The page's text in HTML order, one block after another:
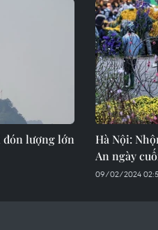
đón lượng lớn
Hà Nội:
An ngày
09/02/2024